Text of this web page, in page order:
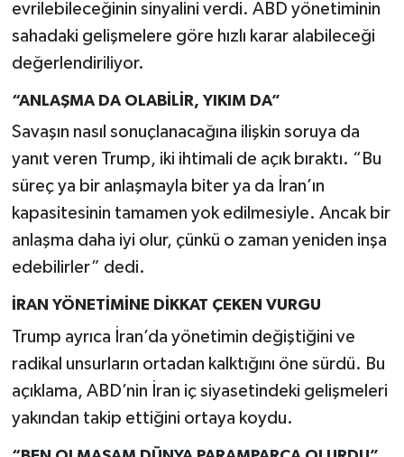
evrilebileceğinin sinyalini verdi. ABD yönetiminin
sahadaki gelişmelere göre hızlı karar alabileceği
değerlendiriliyor.
“ANLAŞMA DA OLABİLİR, YIKIM DA”
Savaşın nasıl sonuçlanacağına ilişkin soruya da
yanıt veren Trump, iki ihtimali de açık bıraktı. “Bu
süreç ya bir anlaşmayla biter ya da İran’ın
kapasitesinin tamamen yok edilmesiyle. Ancak bir
anlaşma daha iyi olur, çünkü o zaman yeniden inşa
edebilirler” dedi.
İRAN YÖNETİMİNE DİKKAT ÇEKEN VURGU
Trump ayrıca İran’da yönetimin değiştiğini ve
radikal unsurların ortadan kalktığını öne sürdü. Bu
açıklama, ABD’nin İran iç siyasetindeki gelişmeleri
yakından takip ettiğini ortaya koydu.